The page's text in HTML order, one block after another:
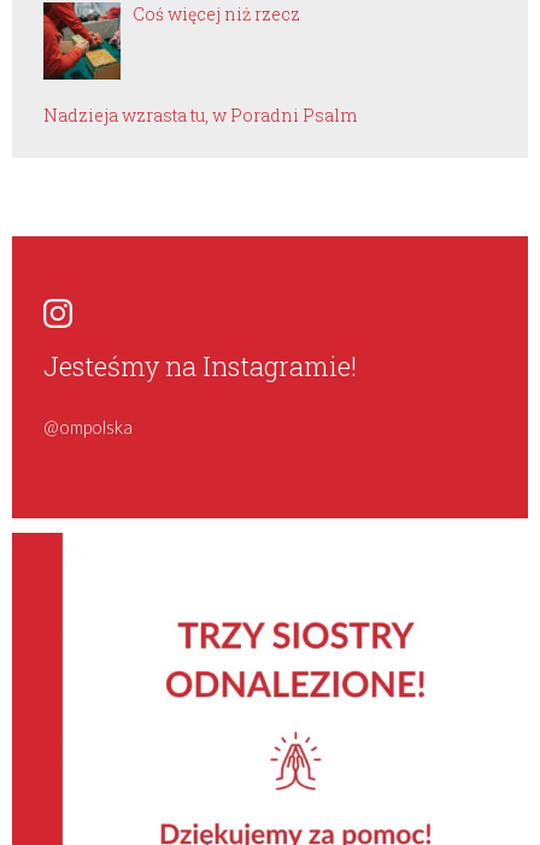
Coś więcej niż rzecz
Nadzieja wzrasta tu, w Poradni Psalm
Jesteśmy na Instagramie!
@ompolska